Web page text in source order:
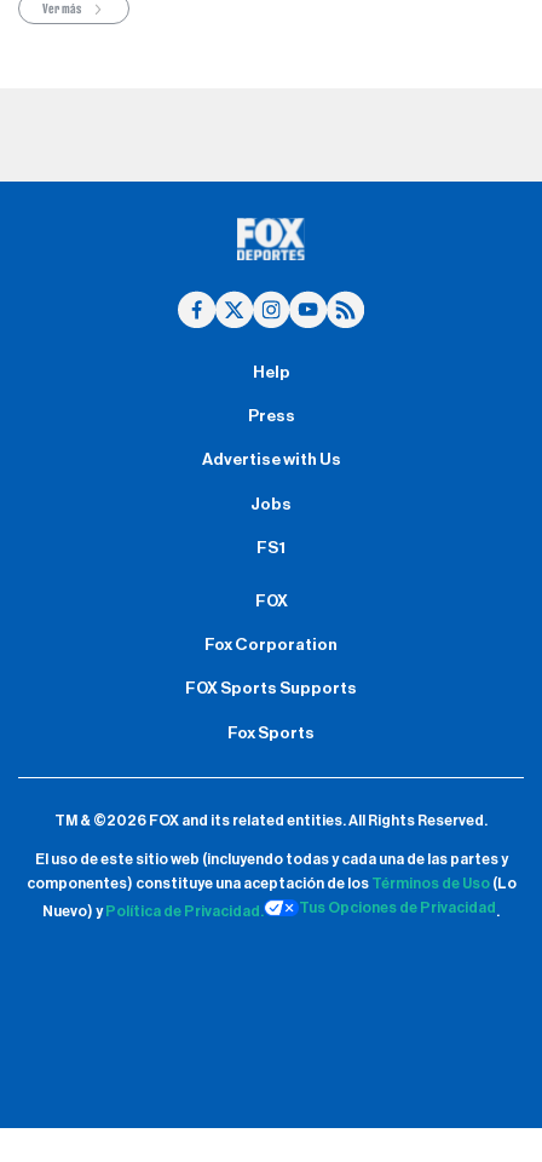
Ver más
Help
Press
Advertise with Us
Jobs
FS1
FOX
Fox Corporation
FOX Sports Supports
Fox Sports
TM & ©2026 FOX and its related entities.All Rights Reserved.
El uso de este sitio web (incluyendo todas y cada una de las partes y
componentes) constituye una aceptación de los Términos de Uso(Lo
Nuevo) y Política de Privacidad. Tus Opciones de Privacidad .